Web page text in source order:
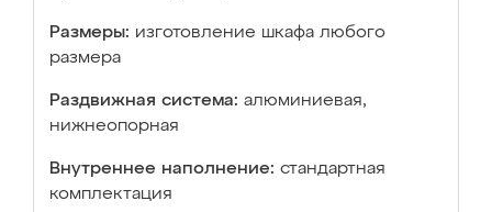
Размеры: изготовление шкафа любого
размера
Раздвижная система: алюминиевая,
нижнеопорная
Внутреннее наполнение: стандартная
комплектация